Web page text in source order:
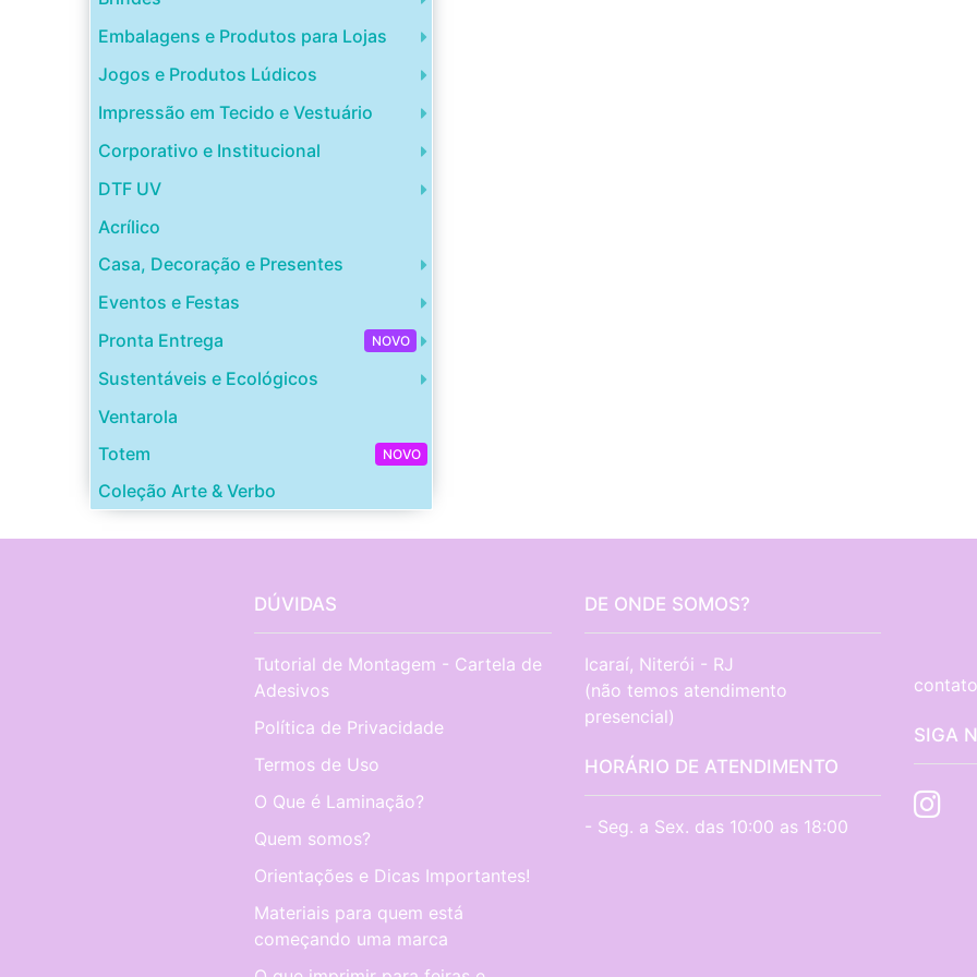
Embalagens e Produtos para Lojas
Jogos e Produtos Lúdicos
Impressão em Tecido e Vestuário
Corporativo e Institucional
DTF UV
Acrílico
Casa, Decoração e Presentes
Eventos e Festas
NOVO
Pronta Entrega
Sustentáveis e Ecológicos
Ventarola
NOVO
Totem
Coleção Arte & Verbo
DÚVIDAS
Tutorial de Montagem - Cartela de
Adesivos
Política de Privacidade
Termos de Uso
O Que é Laminação?
Quem somos?
Orientações e Dicas Importantes!
Materiais para quem está
começando uma marca
DE ONDE SOMOS?
Icaraí, Niterói - RJ
(não temos atendimento
presencial)
HORÁRIO DE ATENDIMENTO
- Seg. a Sex. das 10:00 as 18:00
SIGA